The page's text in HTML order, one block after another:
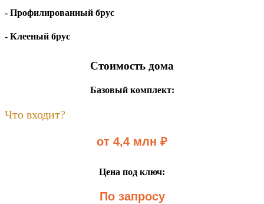
- Профилированный брус
- Клееный брус
Стоимость дома
Базовый комплект:
Что входит?
от 4,4 млн ₽
Цена под ключ:
По запросу